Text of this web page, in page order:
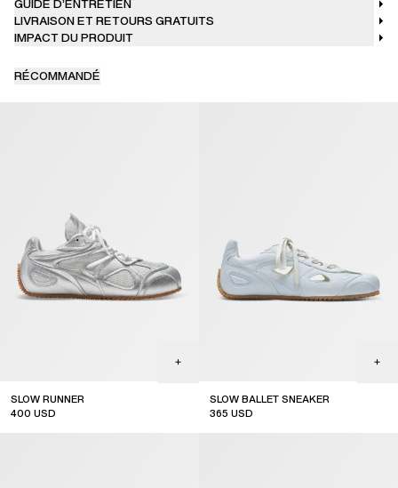
GUIDE D’ENTRETIEN
LIVRAISON ET RETOURS GRATUITS
IMPACT DU PRODUIT
RÉCOMMANDÉ
SLOW RUNNER
400 USD
SLOW BALLET SNEAKER
365 USD